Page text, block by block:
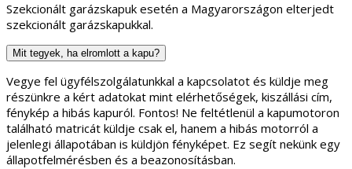
Szekcionált garázskapuk esetén a Magyarországon elterjedt
szekcionált garázskapukkal.
Mit tegyek, ha elromlott a kapu?
Vegye fel ügyfélszolgálatunkkal a kapcsolatot és küldje meg
részünkre a kért adatokat mint elérhetőségek, kiszállási cím,
fénykép a hibás kapuról. Fontos! Ne feltétlenül a kapumotoron
található matricát küldje csak el, hanem a hibás motorról a
jelenlegi állapotában is küldjön fényképet. Ez segít nekünk egy
állapotfelmérésben és a beazonosításban.